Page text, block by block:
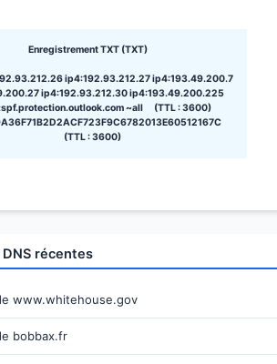
Enregistrement TXT (TXT)
ip4:192.93.212.27 ip4:193.49.200.7
ip4:192.93.212.30 ip4:193.49.200.225
~all (TTL : 3600)
(TTL : 3600)
récentes
www.whitehouse.gov
bobbax.fr